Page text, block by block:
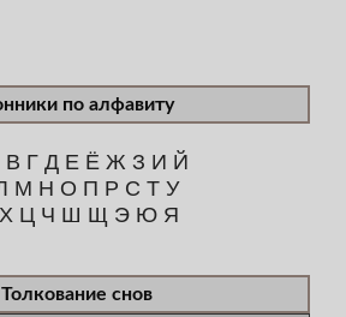
по алфавиту
В ГД Е Ё Ж З И Й
М Н О П Р С Т У
Х Ц Ч Ш Щ Э Ю Я
Толкование снов